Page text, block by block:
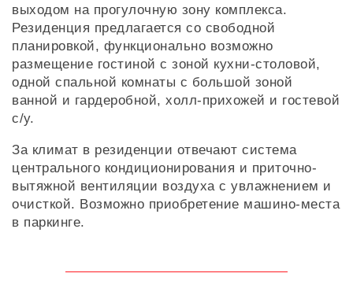
выходом на прогулочную зону комплекса.
Резиденция предлагается со свободной
планировкой, функционально возможно
размещение гостиной с зоной кухни-столовой,
одной спальной комнаты с большой зоной
ванной и гардеробной, холл-прихожей и гостевой
с/у.
За климат в резиденции отвечают система
центрального кондиционирования и приточно-
вытяжной вентиляции воздуха с увлажнением и
очисткой. Возможно приобретение машино-места
в паркинге.